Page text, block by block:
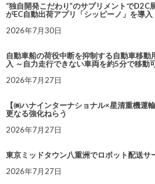
“独自開発こだわり”のサプリメントでD2C
がEC自動出荷アプリ「シッピーノ」を導入
2026年7月30日
自動車船の荷役中断を抑制する自動車移動
入 ～自力走行できない車両を約5分で移動
2026年7月27日
【㈱ハナインターナショナル×星清重機運
更なる強化ねらう
2026年7月27日
東京ミッドタウン八重洲でロボット配送サ
2026年7月27日